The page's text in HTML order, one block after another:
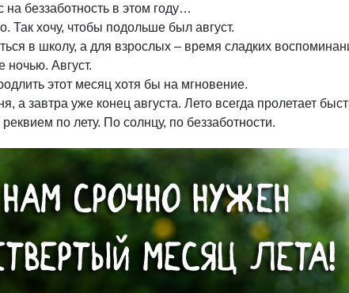
беззаботность в этом году…
Так хочу, чтобы подольше был август.
в школу, а для взрослых – время сладких
ночью. Август.
этот месяц хотя бы на мгновение.
а завтра уже конец августа. Лето всегда пролетает
по лету. По солнцу, по беззаботности.